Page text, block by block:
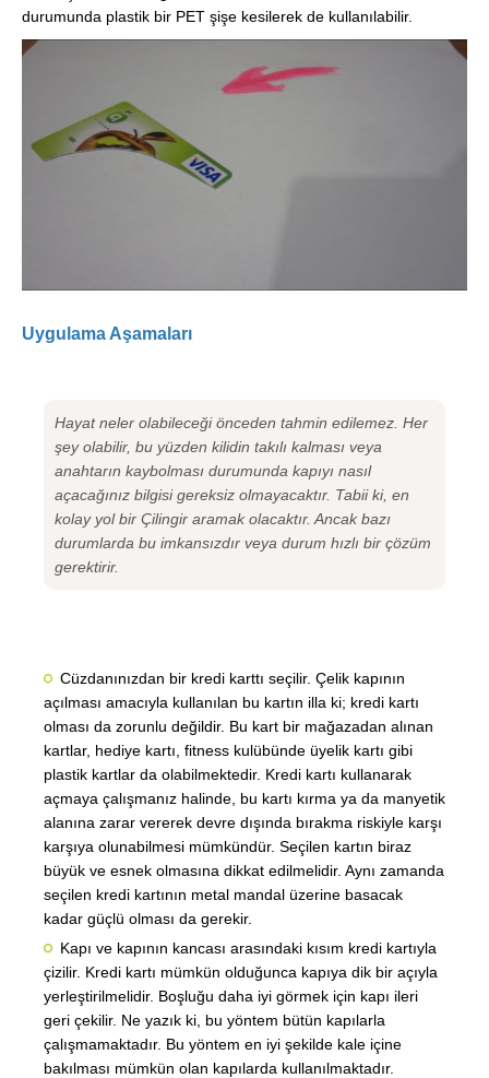
durumunda plastik bir PET şişe kesilerek de kullanılabilir.
Uygulama Aşamaları
Hayat neler olabileceği önceden tahmin edilemez. Her
şey olabilir, bu yüzden kilidin takılı kalması veya
anahtarın kaybolması durumunda kapıyı nasıl
açacağınız bilgisi gereksiz olmayacaktır. Tabii ki, en
kolay yol bir Çilingir aramak olacaktır. Ancak bazı
durumlarda bu imkansızdır veya durum hızlı bir çözüm
gerektirir.
Cüzdanınızdan bir kredi karttı seçilir. Çelik kapının
açılması amacıyla kullanılan bu kartın illa ki; kredi kartı
olması da zorunlu değildir. Bu kart bir mağazadan alınan
kartlar, hediye kartı, fitness kulübünde üyelik kartı gibi
plastik kartlar da olabilmektedir. Kredi kartı kullanarak
açmaya çalışmanız halinde, bu kartı kırma ya da manyetik
alanına zarar vererek devre dışında bırakma riskiyle karşı
karşıya olunabilmesi mümkündür. Seçilen kartın biraz
büyük ve esnek olmasına dikkat edilmelidir. Aynı zamanda
seçilen kredi kartının metal mandal üzerine basacak
kadar güçlü olması da gerekir.
Kapı ve kapının kancası arasındaki kısım kredi kartıyla
çizilir. Kredi kartı mümkün olduğunca kapıya dik bir açıyla
yerleştirilmelidir. Boşluğu daha iyi görmek için kapı ileri
geri çekilir. Ne yazık ki, bu yöntem bütün kapılarla
çalışmamaktadır. Bu yöntem en iyi şekilde kale içine
bakılması mümkün olan kapılarda kullanılmaktadır.